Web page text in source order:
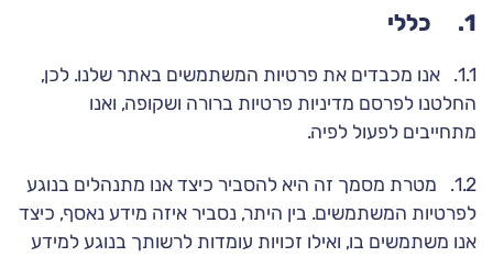
1. כללי
1.1. אנו מכבדים את פרטיות המשתמשים באתר שלנו. לכן,
החלטנו לפרסם מדיניות פרטיות ברורה ושקופה, ואנו
מתחייבים לפעול לפיה.
1.2. מטרת מסמך זה היא להסביר כיצד אנו מתנהלים בנוגע
לפרטיות המשתמשים. בין היתר, נסביר איזה מידע נאסף, כיצד
אנו משתמשים בו, ואילו זכויות עומדות לרשותך בנוגע למידע